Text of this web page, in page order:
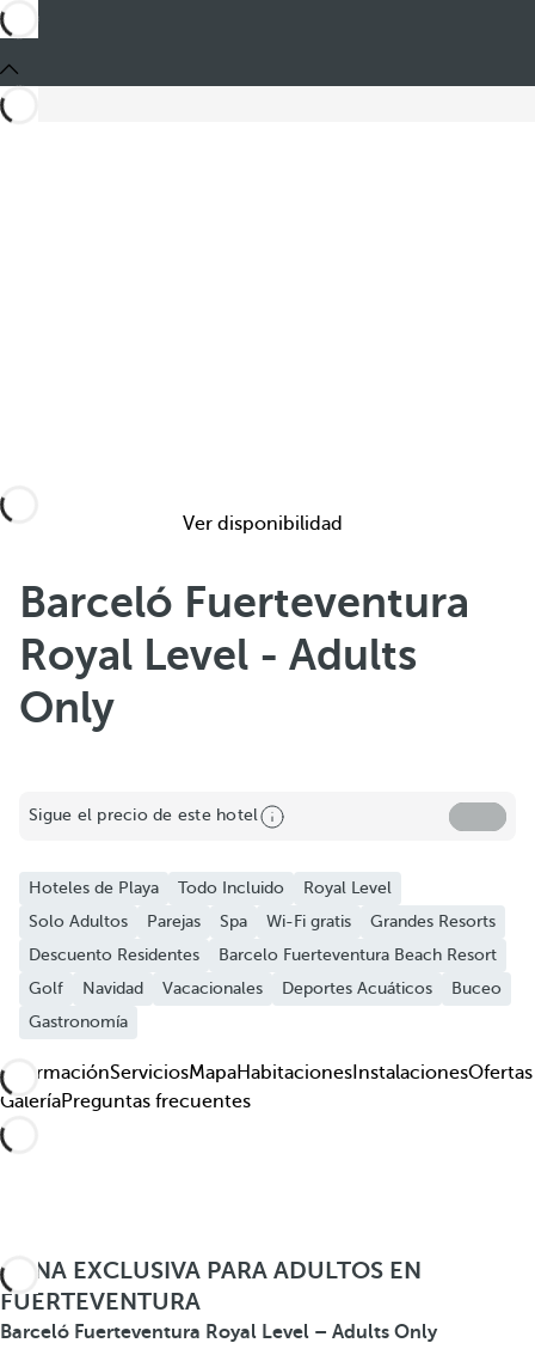
Añadir a favoritos
Ver disponibilidad
Barceló Fuerteventura
Royal Level - Adults
Only
Sigue el precio de este hotel
Hoteles de Playa Todo Incluido
Royal Level
Solo Adultos
Parejas Spa Wi-Fi gratis
Grandes Resorts
Descuento Residentes
Barcelo Fuerteventura Beach Resort
Golf
Navidad Vacacionales Deportes Acuáticos
Buceo
Gastronomía
InformaciónServiciosMapaHabitaciones InstalacionesOfertas
GaleríaPreguntas frecuentes
ZONA EXCLUSIVA PARA ADULTOS EN
FUERTEVENTURA
Barceló Fuerteventura Royal Level – Adults Only